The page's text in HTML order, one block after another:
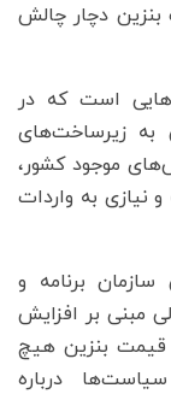
دچار چالش
است که در
به زیرساخت‌های
موجود کشور،
نیازی به واردات
برنامه و
مبنی بر افزایش
قیمت بنزین هیچ
درباره